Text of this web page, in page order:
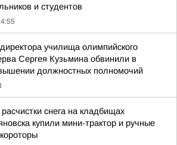
и студентов
училища олимпийского
Сергея Кузьмина обвинили в
должностных полномочий
снега на кладбищах
купили мини-трактор и ручные